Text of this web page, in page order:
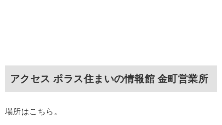
アクセス ポラス住まいの情報館 金町営業所
場所はこちら。